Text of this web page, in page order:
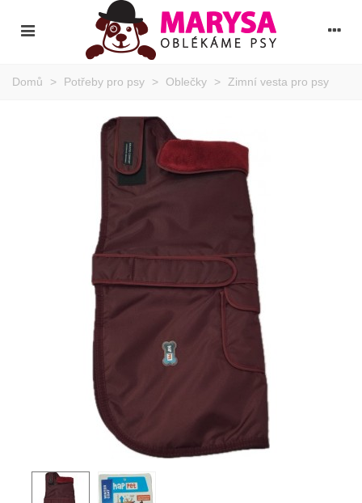
Domů > Potřeby pro psy > Oblečky > Zimní vesta pro psy